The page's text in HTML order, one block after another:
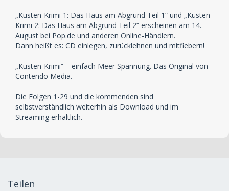
„Küsten-Krimi 1: Das Haus am Abgrund Teil 1“ und „Küsten-
Krimi 2: Das Haus am Abgrund Teil 2“ erscheinen am 14.
August bei Pop.de und anderen Online-Händlern.
Dann heißt es: CD einlegen, zurücklehnen und mitfiebern!
„Küsten-Krimi“ – einfach Meer Spannung. Das Original von
Contendo Media.
Die Folgen 1-29 und die kommenden sind
selbstverständlich weiterhin als Download und im
Streaming erhältlich.
Teilen